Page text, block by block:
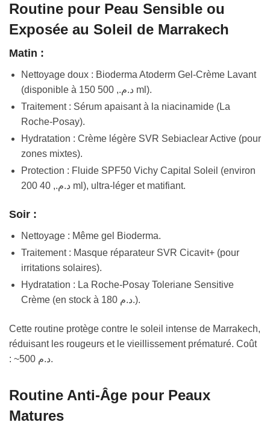
Routine pour Peau Sensible ou
Exposée au Soleil de Marrakech
Matin :
Nettoyage doux : Bioderma Atoderm Gel-Crème Lavant
(disponible à 150 د.م., 500 ml).
Traitement : Sérum apaisant à la niacinamide (La
Roche-Posay).
Hydratation : Crème légère SVR Sebiaclear Active (pour
zones mixtes).
Protection : Fluide SPF50 Vichy Capital Soleil (environ
200 د.م., 40 ml), ultra-léger et matifiant.
Soir :
Nettoyage : Même gel Bioderma.
Traitement : Masque réparateur SVR Cicavit+ (pour
irritations solaires).
Hydratation : La Roche-Posay Toleriane Sensitive
Crème (en stock à 180 د.م.).
Cette routine protège contre le soleil intense de Marrakech,
réduisant les rougeurs et le vieillissement prématuré. Coût
: ~500 د.م.
Routine Anti-Âge pour Peaux
Matures